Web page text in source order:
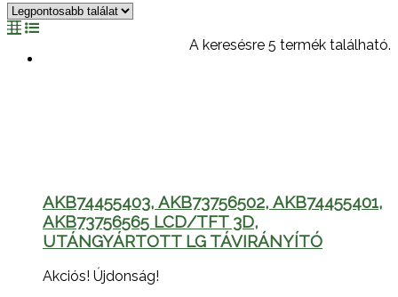
A keresésre 5 termék található.
AKB74455403, AKB73756502, AKB74455401,
AKB73756565 LCD/TFT 3D,
UTÁNGYÁRTOTT LG TÁVIRÁNYÍTÓ
Akciós! Újdonság!